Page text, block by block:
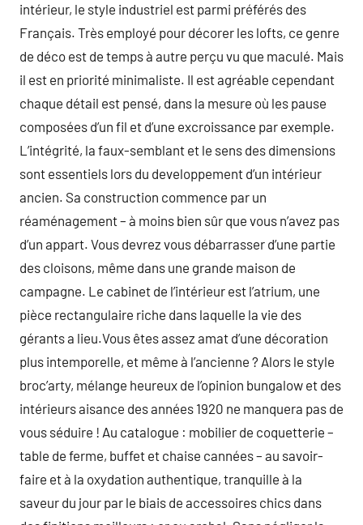
intérieur, le style industriel est parmi préférés des
Français. Très employé pour décorer les lofts, ce genre
de déco est de temps à autre perçu vu que maculé. Mais
il est en priorité minimaliste. Il est agréable cependant
chaque détail est pensé, dans la mesure où les pause
composées d’un fil et d’une excroissance par exemple.
L’intégrité, la faux-semblant et le sens des dimensions
sont essentiels lors du developpement d’un intérieur
ancien. Sa construction commence par un
réaménagement – à moins bien sûr que vous n’avez pas
d’un appart. Vous devrez vous débarrasser d’une partie
des cloisons, même dans une grande maison de
campagne. Le cabinet de l’intérieur est l’atrium, une
pièce rectangulaire riche dans laquelle la vie des
gérants a lieu.Vous êtes assez amat d’une décoration
plus intemporelle, et même à l’ancienne ? Alors le style
broc’arty, mélange heureux de l’opinion bungalow et des
intérieurs aisance des années 1920 ne manquera pas de
vous séduire ! Au catalogue : mobilier de coquetterie –
table de ferme, buffet et chaise cannées – au savoir-
faire et à la oxydation authentique, tranquille à la
saveur du jour par le biais de accessoires chics dans